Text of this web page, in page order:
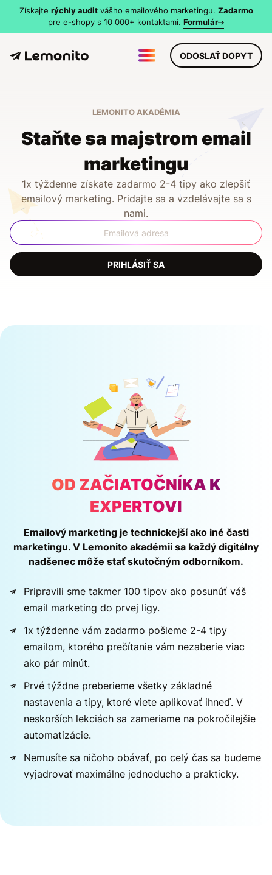
Získajte rýchly auditvášho emailového marketingu. Zadarmo
pre e-shopy s 10 000+ kontaktami. Formulár
MENUODOSLAŤ DOPYT
LEMONITO AKADÉMIA
Staňte sa majstrom email
marketingu
1x týždenne získate zadarmo 2-4 tipy ako zlepšiť
emailový marketing. Pridajte sa a vzdelávajte sa s
nami.
PRIHLÁSIŤ SA
OD ZAČIATOČNÍKA K
EXPERTOVI
Emailový marketing je technickejší ako iné časti
marketingu. V Lemonito akadémii sa každý digitálny
nadšenec môže stať skutočným odborníkom.
Pripravili sme takmer 100 tipov ako posunúť váš
email marketing do prvej ligy.
1x týždenne vám zadarmo pošleme 2-4 tipy
emailom, ktorého prečítanie vám nezaberie viac
ako pár minút.
Prvé týždne preberieme všetky základné
nastavenia a tipy, ktoré viete aplikovať ihneď. V
neskorších lekciách sa zameriame na pokročilejšie
automatizácie.
Nemusíte sa ničoho obávať, po celý čas sa budeme
vyjadrovať maximálne jednoducho a prakticky.